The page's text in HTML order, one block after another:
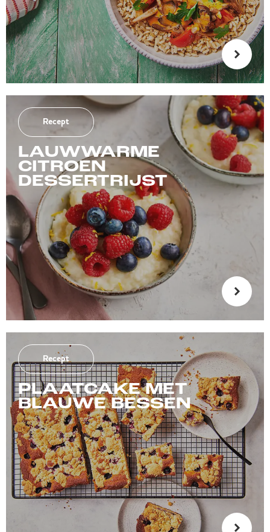
Recept
LAUWWARME
CITROEN
DESSERTRIJST
Recept
PLAATCAKE MET
BLAUWE BESSEN